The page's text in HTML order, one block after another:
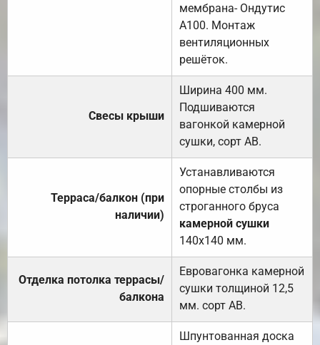
мембрана- Ондутис
А100. Монтаж
вентиляционных
решёток.
Свесы крыши
Ширина 400 мм.
Подшиваются
вагонкой камерной
сушки, сорт АВ.
Терраса/балкон (при
наличии)
Устанавливаются
опорные столбы из
строганного бруса
камерной сушки
140х140 мм.
Отделка потолка террасы/
балкона
Евровагонка камерной
сушки толщиной 12,5
мм. сорт АВ.
Шпунтованная доска